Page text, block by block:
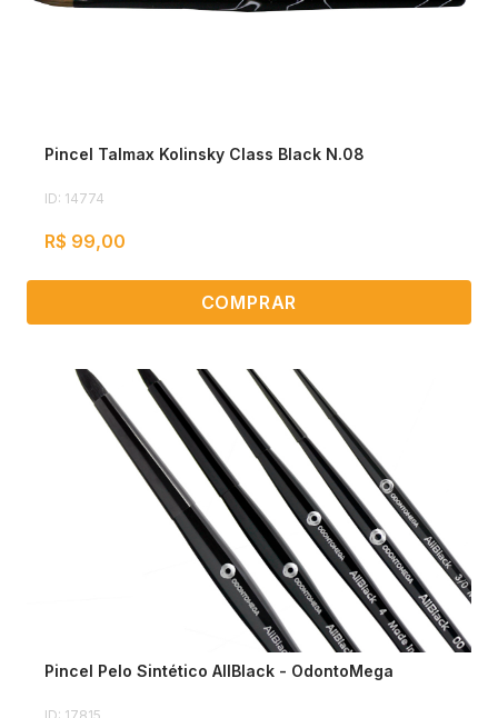
Pincel Talmax Kolinsky Class Black N.08
ID: 14774
R$ 99,00
COMPRAR
Pincel Pelo Sintético AllBlack - OdontoMega